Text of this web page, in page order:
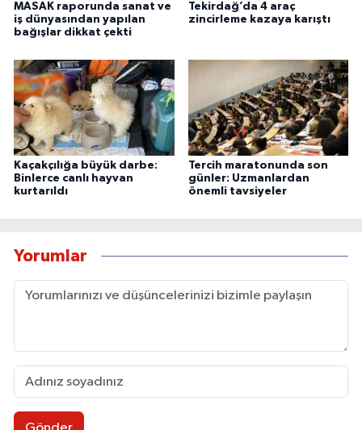
MASAK raporunda sanat ve
iş dünyasından yapılan
bağışlar dikkat çekti
Tekirdağ’da 4 araç
zincirleme kazaya karıştı
Kaçakçılığa büyük darbe:
Binlerce canlı hayvan
kurtarıldı
Tercih maratonunda son
günler: Uzmanlardan
önemli tavsiyeler
Yorumlar